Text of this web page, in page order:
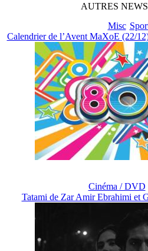
AUTRES NEWS
Misc
Calendrier de l’Avent MaXoE (22/
Cinéma / DVD
Tatami de Zar Amir Ebrahimi et